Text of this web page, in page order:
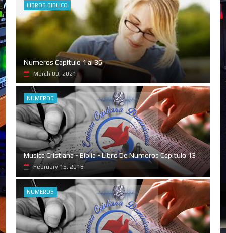
LIBROS BIBLICO
Numeros Capitulo 1 al 36
March 09, 2021
NUMEROS
Musica Cristiana - Biblia - Libro De Numeros Capitulo 13
February 15, 2018
NUMEROS